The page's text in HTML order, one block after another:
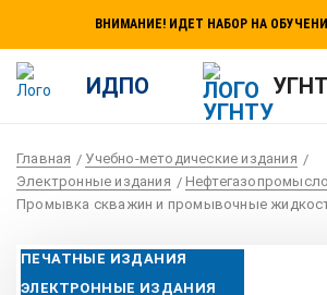
ВНИМАНИЕ! ИДЕТ НАБОР НА
ИДПО
Главная
Учебно-методические издания
Электронные издания
Промывка скважин и промывочные
ПЕЧАТНЫЕ ИЗДАНИЯ
ЭЛЕКТРОННЫЕ ИЗДАНИЯ